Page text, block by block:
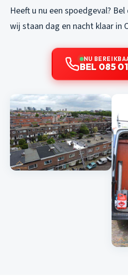
Heeft u nu een spoedgeval?
wij staan dag en nacht klaar in
NU
BEL 085